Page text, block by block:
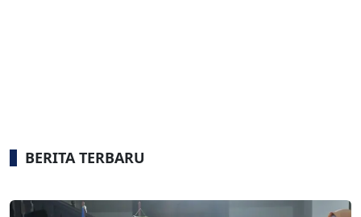
BERITA TERBARU